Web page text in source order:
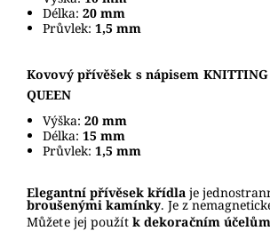
Délka: 20mm
Průvlek: 1,5 mm
Kovový přívěšek s nápisem KNITTING
QUEEN
Výška: 20 mm
Délka: 15 mm
Průvlek: 1,5 mm
Elegantní přívěsek křídla je
broušenými kamínky. Je z
Můžete jej použít k dekoračním